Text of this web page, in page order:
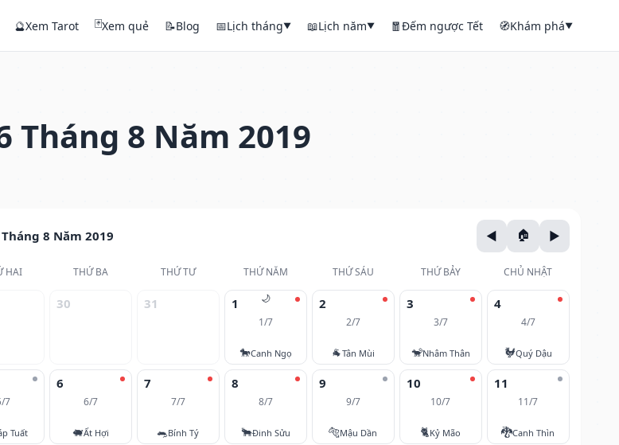
🔮Xem Tarot 🃏Xem quẻ 📝Blog 📅Lịch tháng▼ 📖Lịch năm▼ 🧧Đếm ngược Tết 🧭Khám phá▼
Tháng 8 Năm 2019
8 Năm 2019
HAI THỨ BA THỨ TƯ THỨ NĂM THỨ SÁU THỨ BẢY CHỦ NHẬT
30 31 🌙
1
1/7
🐎Canh Ngọ
2
2/7
🐐Tân Mùi
3
3/7
🐒Nhâm Thân
4
4/7
🐓Quý Dậu
7
Tuất
6
6/7
🐖Ất Hợi
7
7/7
🐀Bính Tý
8
8/7
🐂Đinh Sửu
9
9/7
🐅Mậu Dần
10
10/7
🐈Kỷ Mão
11
11/7
🐉Canh Thìn